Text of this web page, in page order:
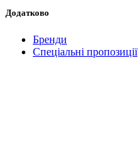
Додатково
Бренди
Спеціальні пропозиції